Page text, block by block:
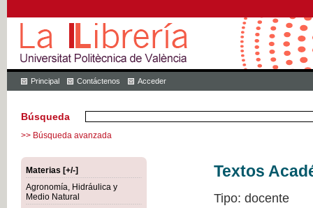
Principal Contáctenos Acceder
Búsqueda
>> Búsqueda avanzada
Materias [+/-]
Agronomía, Hidráulica y
Medio Natural
Textos
Tipo: docente